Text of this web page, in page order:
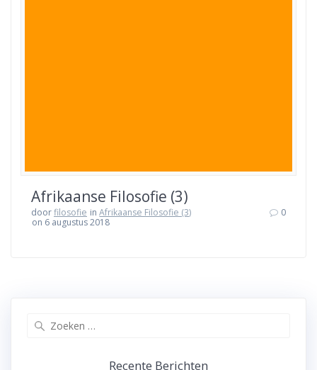
Afrikaanse Filosofie (3)
doorfilosofie inAfrikaanse Filosofie (3)
on 6 augustus 2018
0
Recente Berichten